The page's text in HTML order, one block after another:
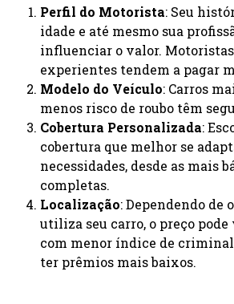
Perfil do Motorista: Seu
idade e até mesmo sua
influenciar o valor. Motoristas
experientes tendem a pagar
Modelo do Veículo: Carros
menos risco de roubo têm
Cobertura Personalizada:
cobertura que melhor se
necessidades, desde as mais
completas.
Localização: Dependendo de
utiliza seu carro, o preço pode
com menor índice de
ter prêmios mais baixos.